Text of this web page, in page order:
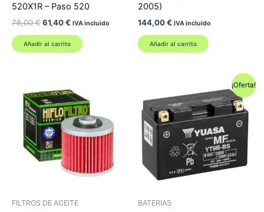
520X1R – Paso 520
78,00€El
original
era:
61,40€ El
actual
es:
IVA incluido
Añadir al carrito
2005)
144,00€ IVA incluido
Añadir al carrito
FILTROS DE ACEITE
¡Oferta!
BATERIAS